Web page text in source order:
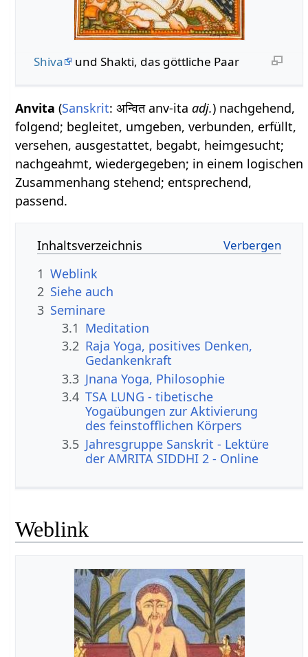
Shiva und Shakti, das göttliche Paar
Anvita (Sanskrit: अन्वित anv-itaadj.) nachgehend,
folgend; begleitet, umgeben, verbunden, erfüllt,
versehen, ausgestattet, begabt, heimgesucht;
nachgeahmt, wiedergegeben; in einem logischen
Zusammenhang stehend; entsprechend,
passend.
Inhaltsverzeichnis
1 Weblink
2 Siehe auch
3 Seminare
3.1 Meditation
3.2 Raja Yoga, positives Denken,
Gedankenkraft
3.3 Jnana Yoga, Philosophie
3.4 TSA LUNG - tibetische
Yogaübungen zur Aktivierung
des feinstofflichen Körpers
3.5 Jahresgruppe Sanskrit - Lektüre
der AMRITA SIDDHI 2 - Online
Weblink